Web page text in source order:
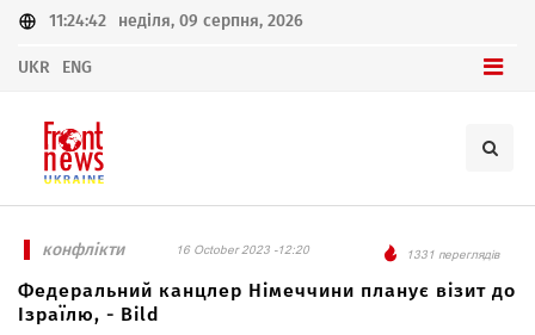
11:24:42 неділя, 09 серпня, 2026
UKR ENG
конфлікти 16 October 2023 -12:20 1331 переглядів
Федеральний канцлер Німеччини планує візит до
Ізраїлю, - Bild